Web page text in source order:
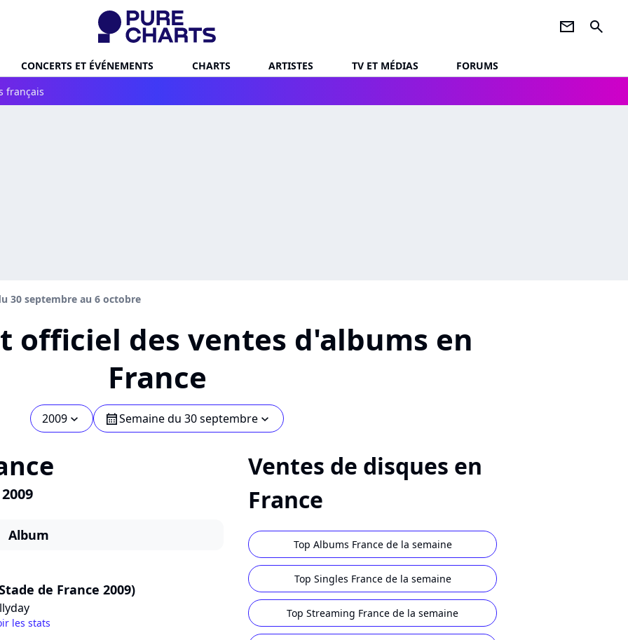
newsletter search
CONCERTS ET ÉVÉNEMENTS CHARTS ARTISTES TV ET MÉDIAS
FORUMS
français
30 septembre au 6 octobre
officiel des ventes d'albums en
France
2009 chevron_bot calendarSemaine du 30 septembre chevron_bot
Album
de France 2009)
les stats
Ventes de disques en
France
Top Albums France de la semaine
Top Singles France de la semaine
Top Streaming France de la semaine